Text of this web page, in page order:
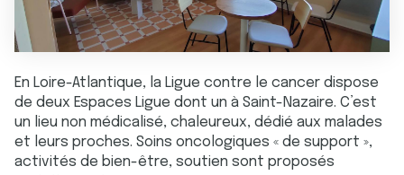
En Loire-Atlantique, la Ligue contre le cancer dispose
de deux Espaces Ligue dont un à Saint-Nazaire. C’est
un lieu non médicalisé, chaleureux, dédié aux malades
et leurs proches. Soins oncologiques « de support »,
activités de bien-être, soutien sont proposés